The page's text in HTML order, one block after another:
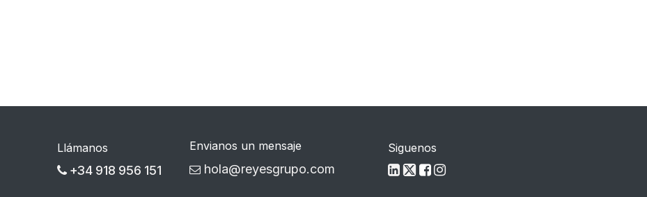
Llámanos
+34 918 956 151
Envianos un mensaje
hola@reyesgrupo.com
Siguenos